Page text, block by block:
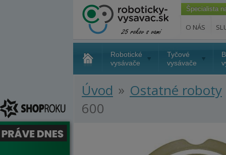
Špecialista
O NÁS
Robotické
vysávače
Tyčové
vysávače
Úvod » Ostatné roboty
600